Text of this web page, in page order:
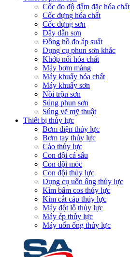
Cốc đo độ đậm đặc hóa chất
Cốc đựng hóa chất
Cốc đựng sơn
Dây dẫn sơn
Đồng hồ đo áp suất
Dụng cụ phun sơn khác
Khớp nối hóa chất
Máy bơm màng
Máy khuấy hóa chất
Máy khuấy sơn
Nồi trộn sơn
Súng phun sơn
Súng vẽ mỹ thuật
Thiết bị thủy lực
Bơm điện thủy lực
Bơm tay thủy lực
Cảo thủy lực
Con đội cá sấu
Con đội móc
Con đội thủy lực
Dụng cụ uốn ống thủy lực
Kìm bấm cos thủy lực
Kìm cắt cáp thủy lực
Máy đột lỗ thủy lực
Máy ép thủy lực
Máy uốn ống thủy lực